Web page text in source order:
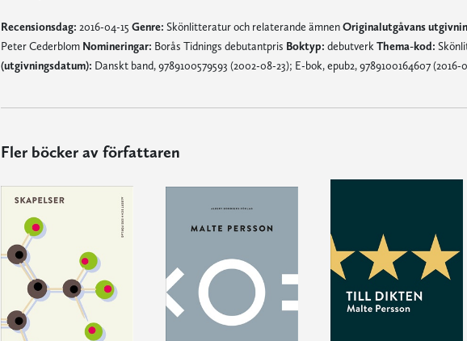
Recensionsdag: 2016-04-15 Genre: Skönlitteratur och relaterande ämnenOriginalutgåvans
Peter Cederblom Nomineringar: Borås Tidnings debutantpris Boktyp: debutverk Thema-kod:
(utgivningsdatum): Danskt band, 9789100579593 (2002-08-23); E-bok, epub2, 9789100164607 (2016-
Fler böcker av författaren